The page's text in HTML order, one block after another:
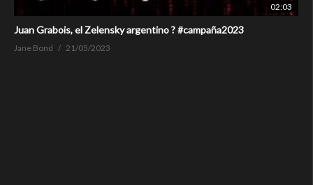
02:03
Juan Grabois, el Zelensky argentino ? #campaña2023
Jane Bond 21/05/2023